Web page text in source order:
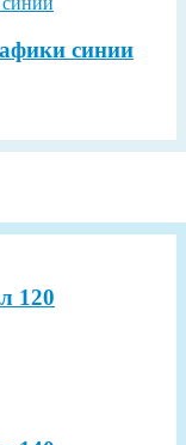
синии
120